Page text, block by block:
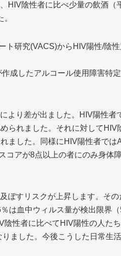
HIV陰性者に比べ少量の飲酒（
ト研究(VACS)からHIV陽性/陰性
成したアルコール使用障害特
より差が出ました。HIV陽性者
られました。それに対してHIV
ました。同様にHIV陽性者では
コアが8点以上の者にのみ身体
ぼすリスクが上昇します。その
は血中ウィルス量が検出限界（
陰性者に比べてHIV陽性の人た
ました。今後こうした日常生